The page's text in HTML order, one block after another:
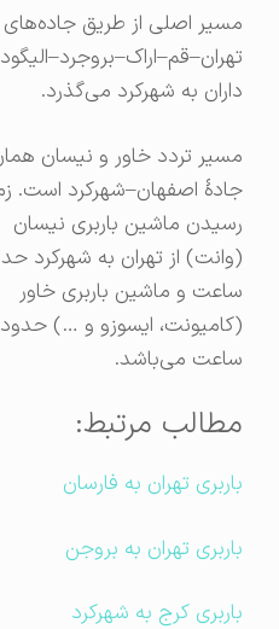
مسیر اصلی از طریق جاده‌های
تهران–قم–اراک–بروجرد–الیگودرز–
داران به شهرکرد می‌گذرد.
مسیر تردد خاور و نیسان همان
جادهٔ اصفهان–شهرکرد است. زمان
رسیدن ماشین باربری نیسان
(وانت) از تهران به شهرکرد حدود ۹
ساعت و ماشین باربری خاور
(کامیونت، ایسوزو و …) حدود ۱۲
ساعت می‌باشد.
مطالب مرتبط:
باربری تهران به فارسان
باربری تهران به بروجن
باربری کرج به شهرکرد